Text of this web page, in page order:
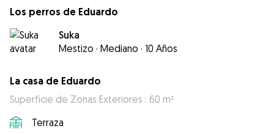
Los perros de Eduardo
Suka
Mestizo · Mediano · 10 Años
La casa de Eduardo
Superficie de Zonas Exteriores : 60 m²
Terraza